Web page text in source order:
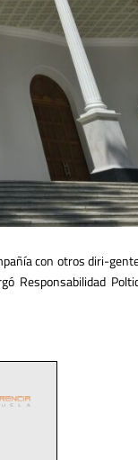
con otros diri-
Responsabilidad